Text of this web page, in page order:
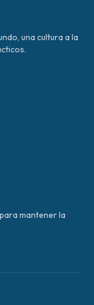
una cultura a la
mantener la